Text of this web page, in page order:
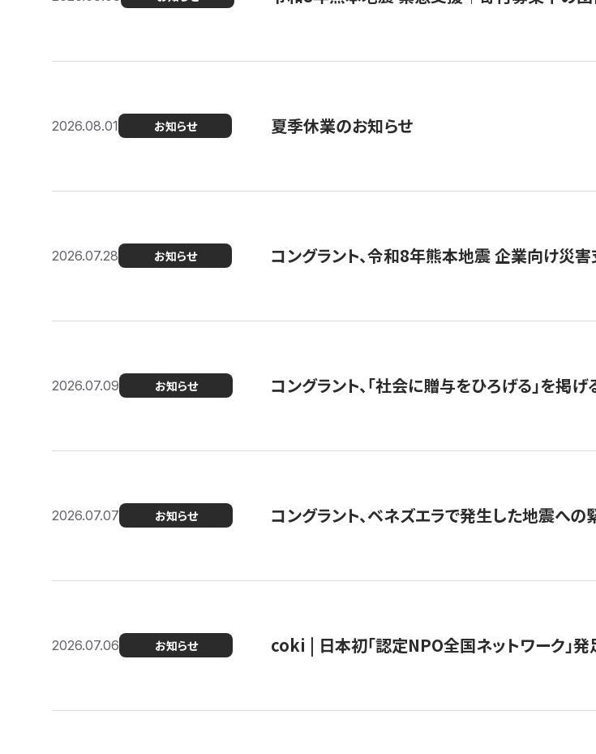
2026.08.01 お知らせ 夏季休業のお知らせ
2026.07.28 お知らせ コングラント、令和8年熊本地震 企業向け災
2026.07.09 お知らせ コングラント、「社会に贈与をひろげる」を掲
2026.07.07 お知らせ コングラント、ベネズエラで発生した地震へ
2026.07.06 お知らせ coki | 日本初「認定NPO全国ネットワーク」